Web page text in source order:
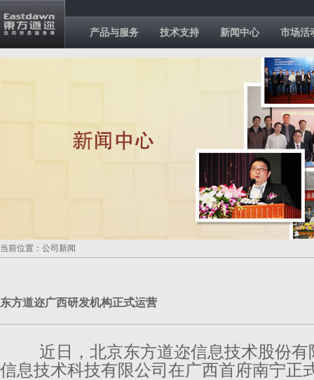
产品与服务 技术支持 新闻中心 市场活
当前位置：公司新闻
东方道迩广西研发机构正式运营
近日，北京东方道迩信息技术股份有
信息技术科技有限公司在广西首府南宁正